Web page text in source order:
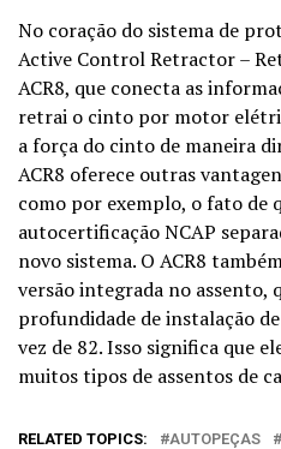
No coração do sistema de
Active Control Retractor –
ACR8, que conecta as
retrai o cinto por motor
a força do cinto de maneira
ACR8 oferece outras
como por exemplo, o fato de
autocertificação NCAP
novo sistema. O ACR8
versão integrada no assento,
profundidade de instalação
vez de 82. Isso significa que
muitos tipos de assentos de
RELATED TOPICS: AUTOPEÇAS